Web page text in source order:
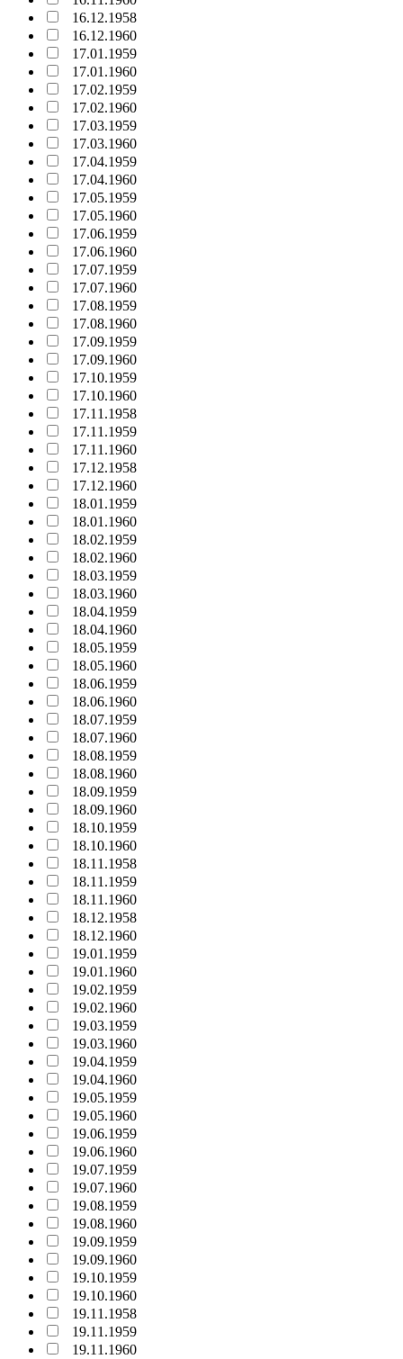
16.12.1958
16.12.1960
17.01.1959
17.01.1960
17.02.1959
17.02.1960
17.03.1959
17.03.1960
17.04.1959
17.04.1960
17.05.1959
17.05.1960
17.06.1959
17.06.1960
17.07.1959
17.07.1960
17.08.1959
17.08.1960
17.09.1959
17.09.1960
17.10.1959
17.10.1960
17.11.1958
17.11.1959
17.11.1960
17.12.1958
17.12.1960
18.01.1959
18.01.1960
18.02.1959
18.02.1960
18.03.1959
18.03.1960
18.04.1959
18.04.1960
18.05.1959
18.05.1960
18.06.1959
18.06.1960
18.07.1959
18.07.1960
18.08.1959
18.08.1960
18.09.1959
18.09.1960
18.10.1959
18.10.1960
18.11.1958
18.11.1959
18.11.1960
18.12.1958
18.12.1960
19.01.1959
19.01.1960
19.02.1959
19.02.1960
19.03.1959
19.03.1960
19.04.1959
19.04.1960
19.05.1959
19.05.1960
19.06.1959
19.06.1960
19.07.1959
19.07.1960
19.08.1959
19.08.1960
19.09.1959
19.09.1960
19.10.1959
19.10.1960
19.11.1958
19.11.1959
19.11.1960